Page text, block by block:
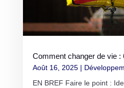
Comment changer de vie
Août 16, 2025|
EN BREF Faire le point :